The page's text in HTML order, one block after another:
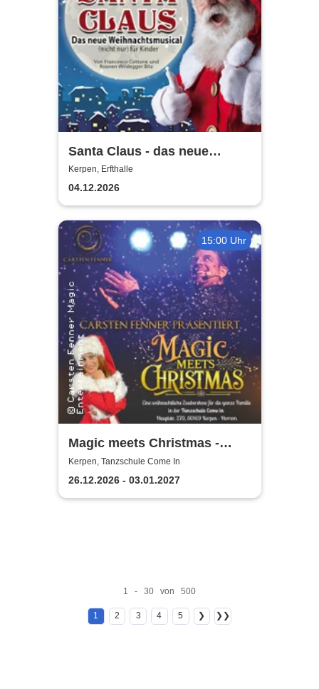
Santa Claus - das neue
Weihnachtsmusical (nicht
nur) für Kinder
Kerpen, Erfthalle
04.12.2026
15:00 Uhr
Magic meets Christmas -
Tanzschule Come In
Kerpen, Tanzschule Come In
26.12.2026 - 03.01.2027
1 - 30 von 500
1 2 3 4 5 ❯ ❯❯